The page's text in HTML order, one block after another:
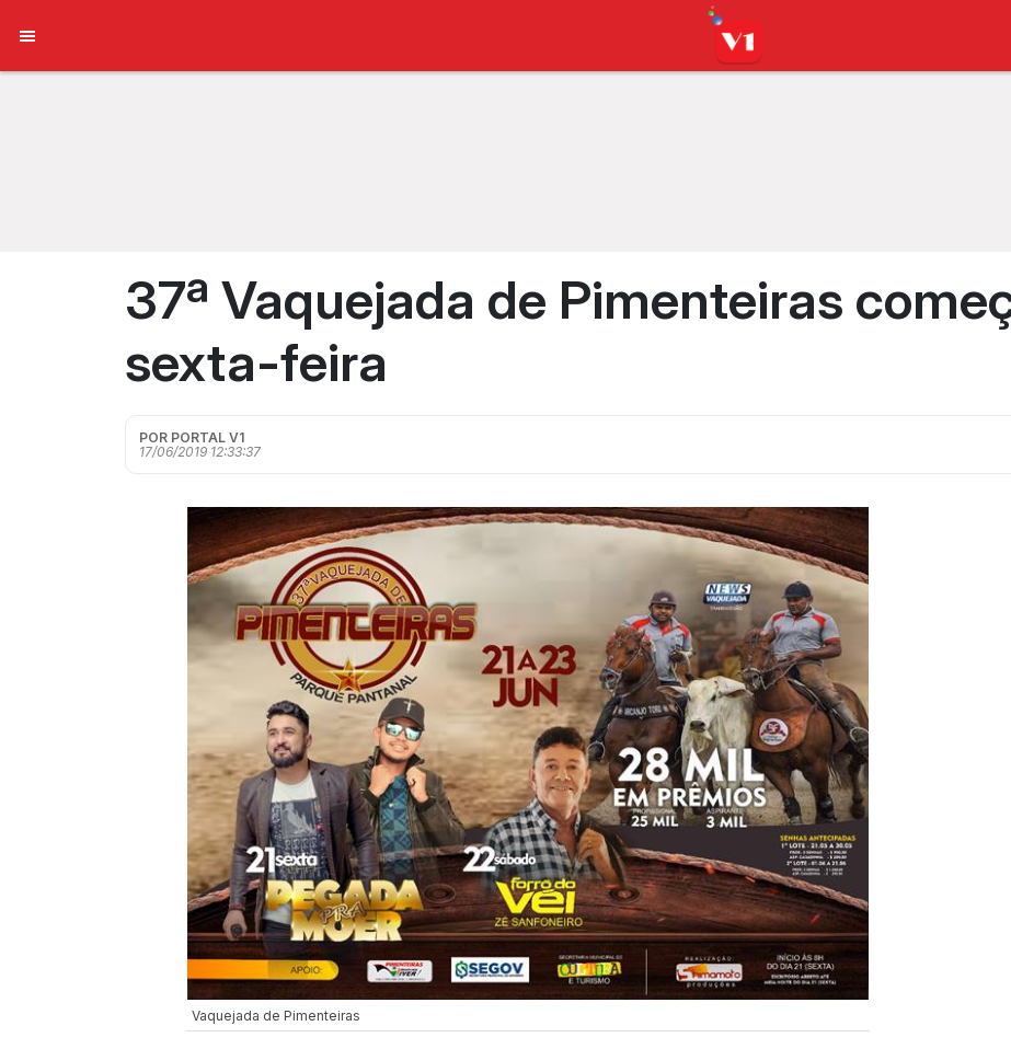
37ª Vaquejada de Pimenteiras
sexta-feira
POR PORTAL V1
17/06/2019 12:33:37
Vaquejada de Pimenteiras